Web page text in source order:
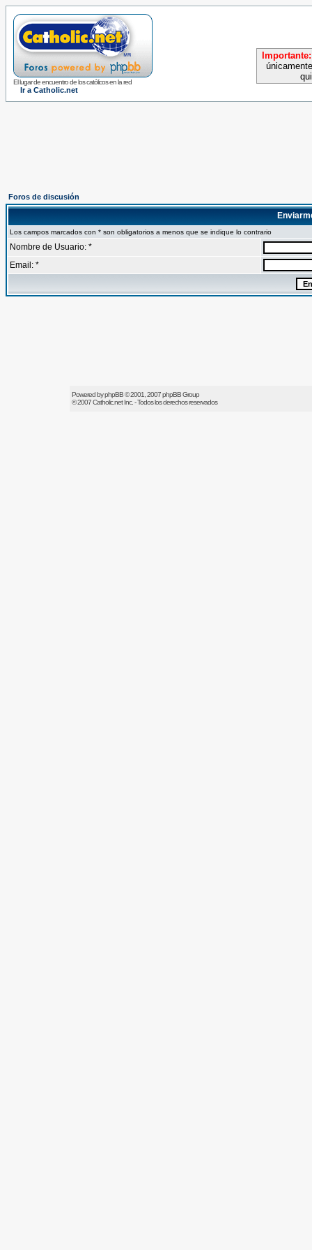
El lugar de encuentro de los católicos en la red
Ir a Catholic.net
Importante:
Foros de discusión
Los campos marcados con * son obligatorios a menos que se indique lo contrario
Nombre de Usuario: *
Email: *
Powered byphpBB© 2001, 2007 phpBB Group
© 2007Catholic.netInc. - Todos los derechos reservados